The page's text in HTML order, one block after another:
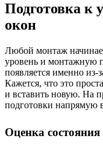
Подготовка к
окон
Любой монтаж
уровень и монтажную
появляется именно из-
Кажется, что это
и вставить новую. На
подготовки напрямую
Оценка